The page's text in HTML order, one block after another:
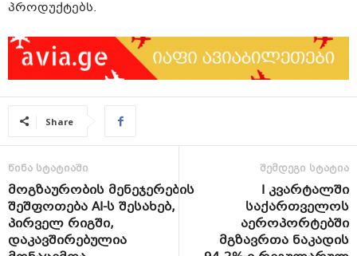
პროდუქტებს.
Share
წინა სტატიაში
მოგზაურობის მენეჯერების
შეშფოთება AI-ს შესახებ,
პირველ რიგში,
დაკავშირებულია
შემდეგი სტატია
I კვარტალში
საქართველოს
აეროპორტებში
მგზავრთა ნაკადის